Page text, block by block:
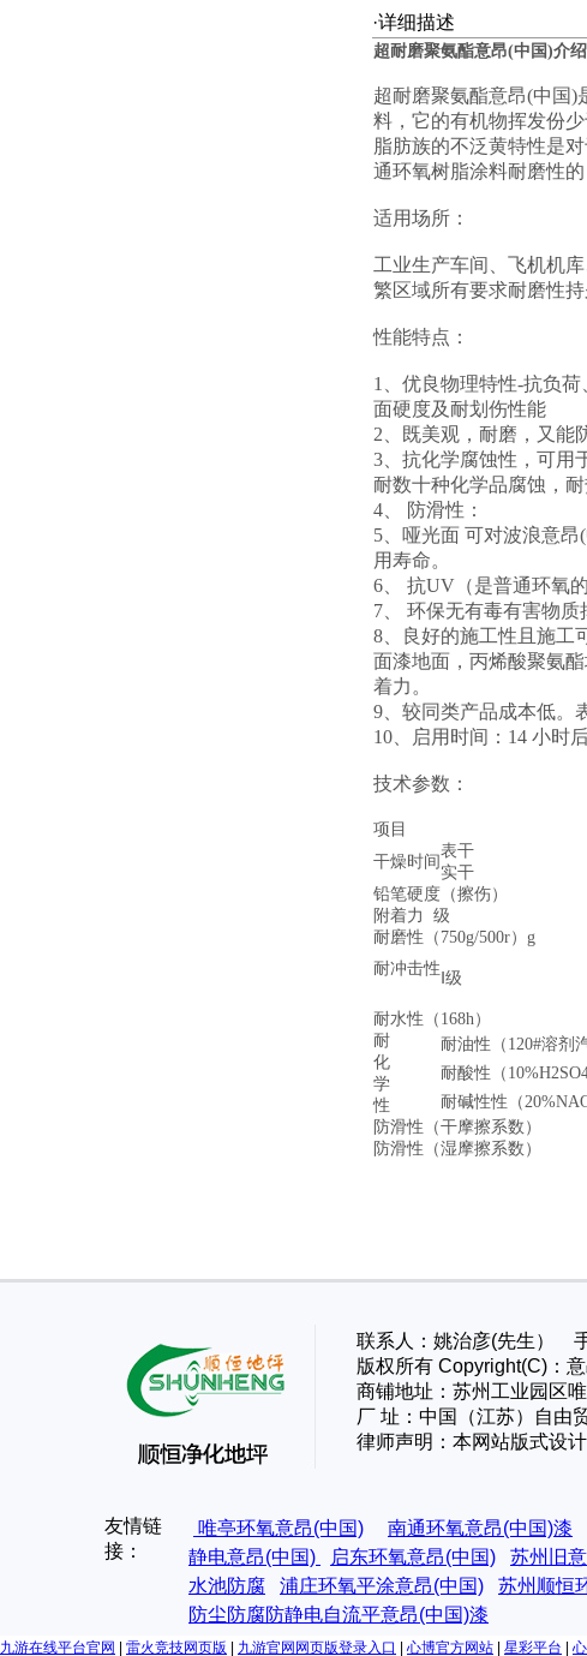
·详细描述
超耐磨聚氨酯意昂(中国)介绍
超耐磨聚氨酯意昂(中国)
料，它的有机物挥发份
脂肪族的不泛黄特性是
通环氧树脂涂料耐磨性的
适用场所：
工业生产车间、飞机机
繁区域所有要求耐磨性持
性能特点：
1、优良物理特性-抗负
面硬度及耐划伤性能
2、既美观，耐磨，又能
3、抗化学腐蚀性，可用
耐数十种化学品腐蚀，
4、 防滑性：
5、哑光面 可对波浪意
用寿命。
6、 抗UV（是普通环氧
7、 环保无有毒有害物质
8、良好的施工性且施工
面漆地面，丙烯酸聚氨
着力。
9、较同类产品成本低。
10、启用时间：14 小时
技术参数：
项目
干燥时间
表干
实干
铅笔硬度（擦伤）
附着力 级
耐磨性（750g/500r）g
耐冲击性
Ⅰ级
耐水性（168h）
耐
化
学
性
耐油性（120#溶剂
耐酸性（
耐碱性性（
防滑性（干摩擦系数）
防滑性（湿摩擦系数）
联系人：姚治彦(先生）
版权所有 Copyright(C)
商铺地址：苏州工业园区
厂 址： 中国（江苏）自由
律师声明：本网站版式设
友情链
接：
唯亭环氧意昂(中国) 南通环氧意昂(中国)漆
静电意昂(中国)
启东环氧意昂(中国) 苏州旧
水池防腐
浦庄环氧平涂意昂(中国) 苏州顺恒
防尘防腐防静电自流平意昂(中国)漆
九游在线平台官网 雷火竞技网页版 九游官网网页版登录入口 心博官方网站 星彩平台